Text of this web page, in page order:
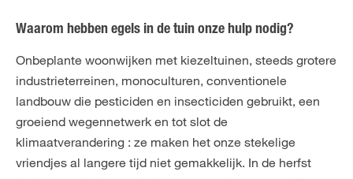
Waarom hebben egels in de tuin onze hulp nodig?
Onbeplante woonwijken met kiezeltuinen, steeds grotere
industrieterreinen, monoculturen, conventionele
landbouw die pesticiden en insecticiden gebruikt, een
groeiend wegennetwerk en tot slot de
klimaatverandering : ze maken het onze stekelige
vriendjes al langere tijd niet gemakkelijk. In de herfst